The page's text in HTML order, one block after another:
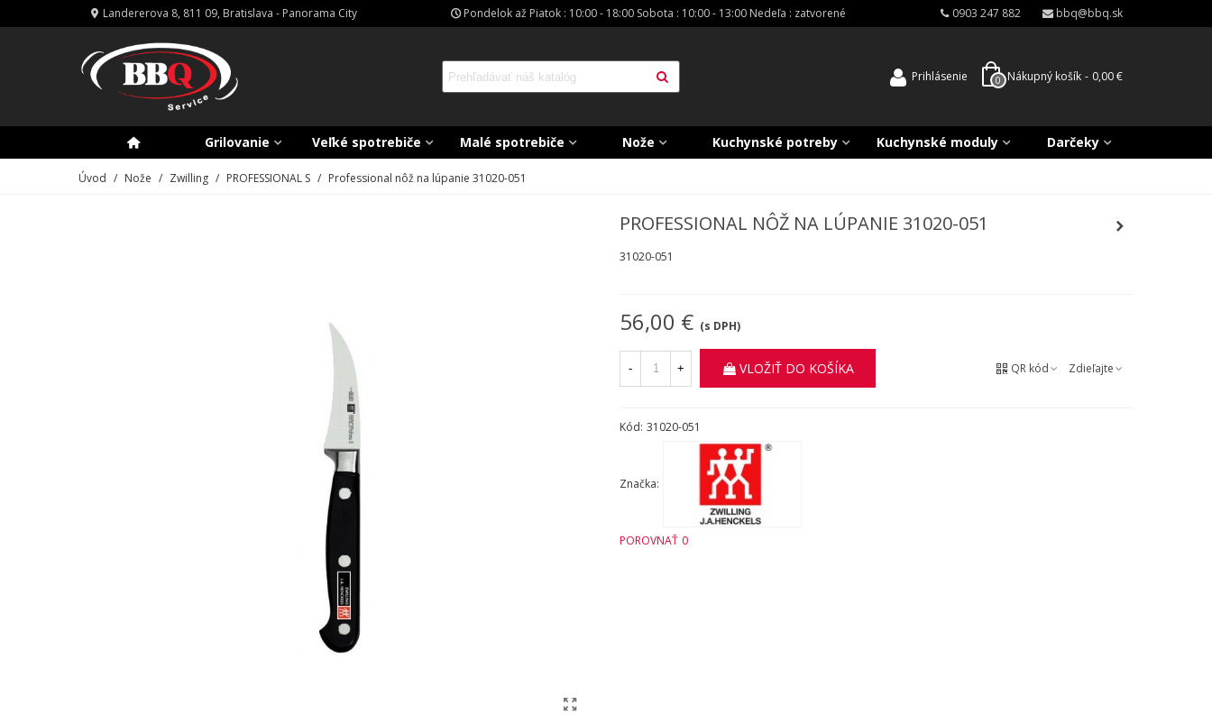
Landererova 8, 811 09, Bratislava - Panorama City Pondelok až Piatok : 10:00 - 18:00 Sobota : 10:00 - 13:00 Nedeľa : zatvorené 0903 247 882 bbq@bbq.sk
Prihlásenie 0 Nákupný košík - 0,00 €
Grilovanie Veľké spotrebiče Malé spotrebiče Nože Kuchynské potreby Kuchynské moduly Darčeky
Úvod / Nože / Zwilling / PROFESSIONAL S / Professional nôž na lúpanie 31020-051
PROFESSIONAL NÔŽ NA LÚPANIE 31020-051
31020-051
56,00 € (s DPH)
- + VLOŽIŤ DO KOŠÍKA QR kód Zdieľajte
Kód: 31020-051
Značka:
POROVNAŤ 0